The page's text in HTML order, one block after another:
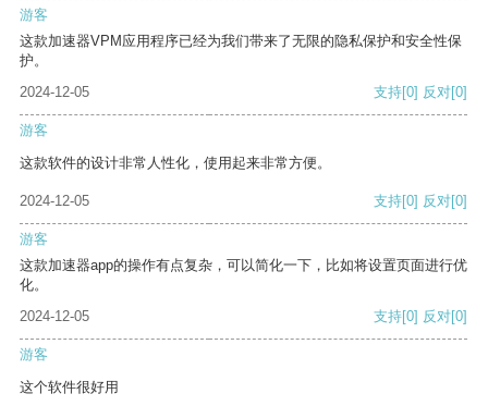
游客
这款加速器VPM应用程序已经为我们带来了无限的隐私保护和安全性保
护。
2024-12-05
支持[0] 反对[0]
游客
这款软件的设计非常人性化，使用起来非常方便。
2024-12-05 支持[0] 反对[0]
游客
这款加速器app的操作有点复杂，可以简化一下，比如将设置页面进行优
化。
2024-12-05
支持[0] 反对[0]
游客
这个软件很好用